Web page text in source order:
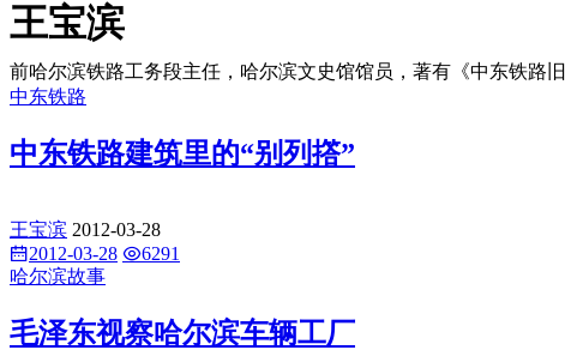
王宝滨
前哈尔滨铁路工务段主任，哈尔滨文史馆馆员，著有《中东铁路
中东铁路
中东铁路建筑里的“别列撘”
王宝滨 2012-03-28
2012-03-28
6291
哈尔滨故事
毛泽东视察哈尔滨车辆工厂